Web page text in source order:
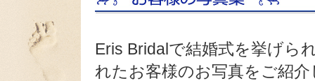
Eris Bridalで結婚式を挙げら
れたお客様のお写真をご紹